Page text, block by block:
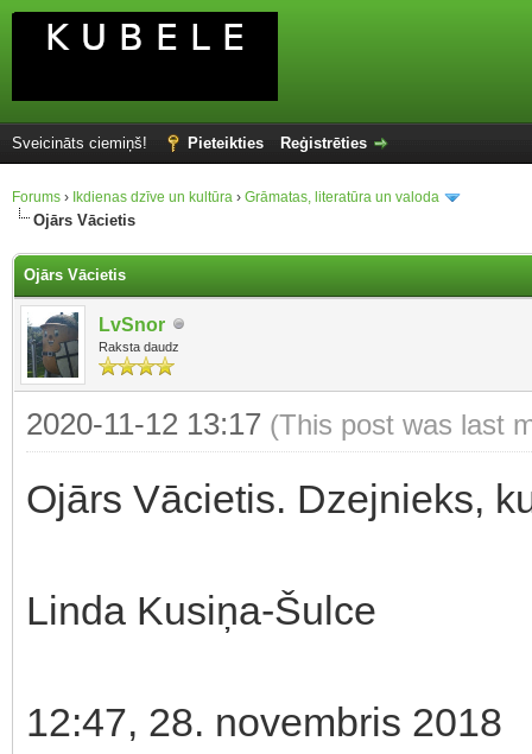
Sveicināts ciemiņš! Pieteikties Reģistrēties
Forums › Ikdienas dzīve un kultūra › Grāmatas, literatūra un valoda
Ojārs Vācietis
Ojārs Vācietis
LvSnor
Raksta daudz
2020-11-12 13:17 (This post was last
Ojārs Vācietis. Dzejnieks,
Linda Kusiņa-Šulce
12:47, 28. novembris 2018